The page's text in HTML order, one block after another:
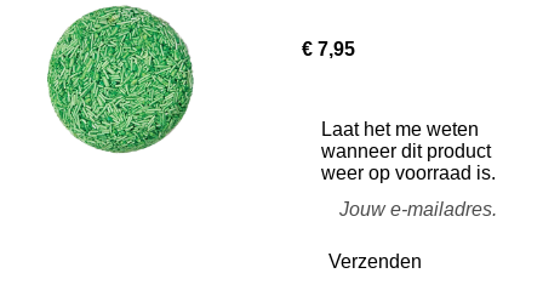
€ 7,95
Laat het me weten
wanneer dit product
weer op voorraad is.
Verzenden